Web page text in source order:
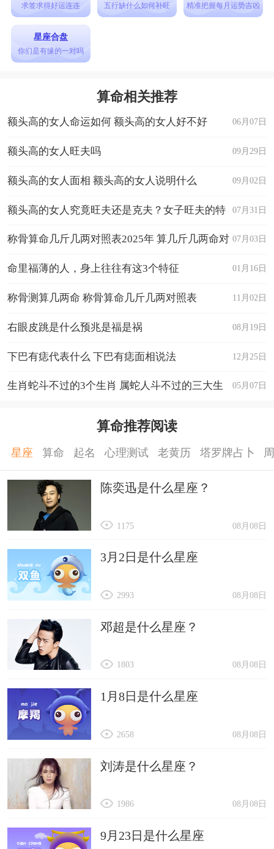
求签求得好运连连 五行缺什么如何补旺 精准把握每月运势吉凶
星座合盘
你们是有缘的一对吗
算命相关推荐
06月07日
额头高的女人命运如何 额头高的女人好不好
09月29日
额头高的女人旺夫吗
09月02日
额头高的女人面相 额头高的女人说明什么
07月31日
额头高的女人究竟旺夫还是克夫？女子旺夫的特
征有哪些 07月03日
称骨算命几斤几两对照表2025年 算几斤几两命对
照表 01月16日
命里福薄的人，身上往往有这3个特征
11月02日
称骨测算几两命 称骨算命几斤几两对照表
08月19日
右眼皮跳是什么预兆是福是祸
12月25日
下巴有痣代表什么 下巴有痣面相说法
05月07日
生肖蛇斗不过的3个生肖 属蛇人斗不过的三大生
算命推荐阅读
星座 算命 起名 心理测试 老黄历 塔罗牌占卜
陈奕迅是什么星座？
08月08日
1175
3月2日是什么星座
08月08日
2993
邓超是什么星座？
08月08日
1803
1月8日是什么星座
08月08日
2658
刘涛是什么星座？
08月08日
1986
9月23日是什么星座